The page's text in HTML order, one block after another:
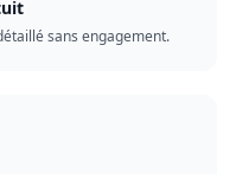
sans engagement.